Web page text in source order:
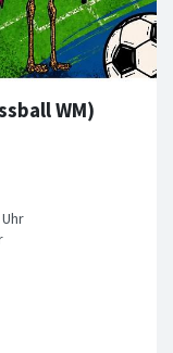
WM)